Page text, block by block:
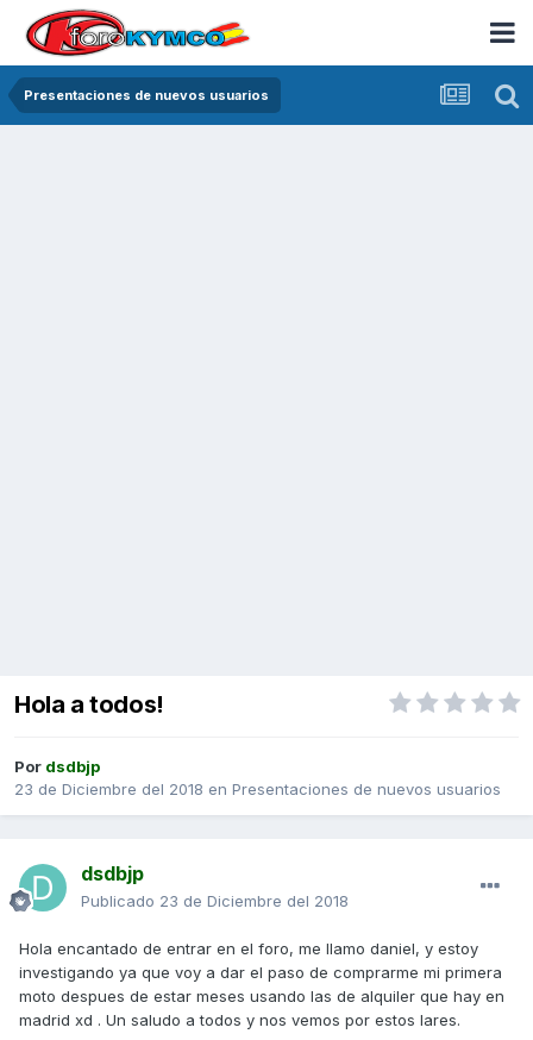
Presentaciones de nuevos usuarios
Hola a todos!
Por dsdbjp
23 de Diciembre del 2018 en Presentaciones de nuevos usuarios
dsdbjp
Publicado 23 de Diciembre del 2018
Hola encantado de entrar en el foro, me llamo daniel, y estoy
investigando ya que voy a dar el paso de comprarme mi primera
moto despues de estar meses usando las de alquiler que hay en
madrid xd . Un saludo a todos y nos vemos por estos lares.